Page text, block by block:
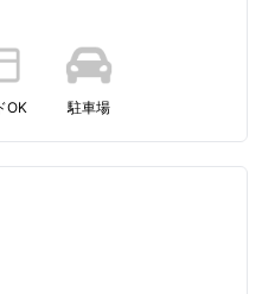
OK 駐車場